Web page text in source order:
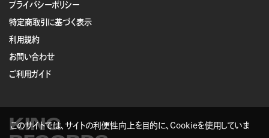
プライバシーポリシー
特定商取引に基づく表示
利用規約
お問い合わせ
ご利用ガイド
KING
このサイトでは、サイトの利便性向上を目的に、Cookieを使用していま